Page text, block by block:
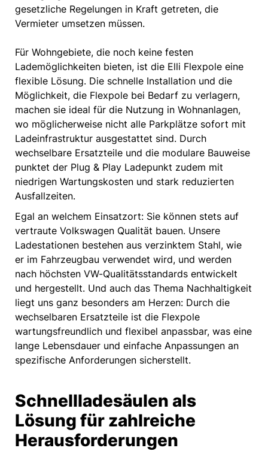
gesetzliche Regelungen in Kraft getreten, die
Vermieter umsetzen müssen.
Für Wohngebiete, die noch keine festen
Lademöglichkeiten bieten, ist die Elli Flexpole eine
flexible Lösung. Die schnelle Installation und die
Möglichkeit, die Flexpole bei Bedarf zu verlagern,
machen sie ideal für die Nutzung in Wohnanlagen,
wo möglicherweise nicht alle Parkplätze sofort mit
Ladeinfrastruktur ausgestattet sind. Durch
wechselbare Ersatzteile und die modulare Bauweise
punktet der Plug & Play Ladepunkt zudem mit
niedrigen Wartungskosten und stark reduzierten
Ausfallzeiten.
Egal an welchem Einsatzort: Sie können stets auf
vertraute Volkswagen Qualität bauen. Unsere
Ladestationen bestehen aus verzinktem Stahl, wie
er im Fahrzeugbau verwendet wird, und werden
nach höchsten VW-Qualitätsstandards entwickelt
und hergestellt. Und auch das Thema Nachhaltigkeit
liegt uns ganz besonders am Herzen: Durch die
wechselbaren Ersatzteile ist die Flexpole
wartungsfreundlich und flexibel anpassbar, was eine
lange Lebensdauer und einfache Anpassungen an
spezifische Anforderungen sicherstellt.
Schnellladesäulen als
Lösung für zahlreiche
Herausforderungen